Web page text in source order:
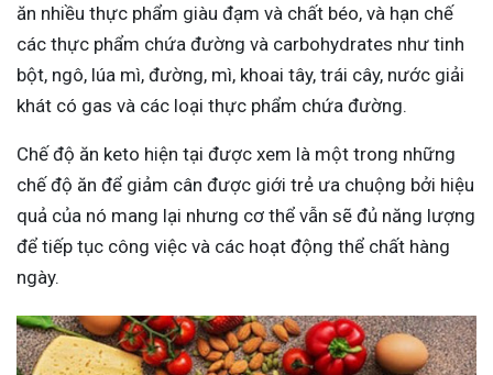
ăn nhiều thực phẩm giàu đạm và chất béo, và hạn chế
các thực phẩm chứa đường và carbohydrates như tinh
bột, ngô, lúa mì, đường, mì, khoai tây, trái cây, nước giải
khát có gas và các loại thực phẩm chứa đường.
Chế độ ăn keto hiện tại được xem là một trong những
chế độ ăn để giảm cân được giới trẻ ưa chuộng bởi hiệu
quả của nó mang lại nhưng cơ thể vẫn sẽ đủ năng lượng
để tiếp tục công việc và các hoạt động thể chất hàng
ngày.